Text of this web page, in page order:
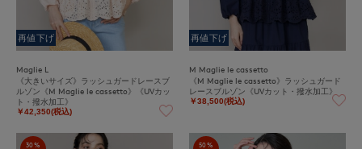
再値下げ
Maglie L
《大きいサイズ》ラッシュガードレースブ
ルゾン《M Maglie le cassetto》《UVカッ
ト・撥水加工》
￥42,350(税込)
再値下げ
M Maglie le cassetto
《M Maglie le cassetto》ラッシュガード
レースブルゾン《UVカット・撥水加工》
￥38,500(税込)
30%
50%